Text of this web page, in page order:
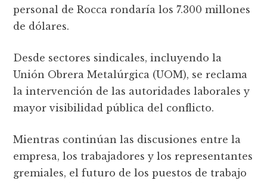
personal de Rocca rondaría los 7.300 millones
de dólares.
Desde sectores sindicales, incluyendo la
Unión Obrera Metalúrgica (UOM), se reclama
la intervención de las autoridades laborales y
mayor visibilidad pública del conflicto.
Mientras continúan las discusiones entre la
empresa, los trabajadores y los representantes
gremiales, el futuro de los puestos de trabajo